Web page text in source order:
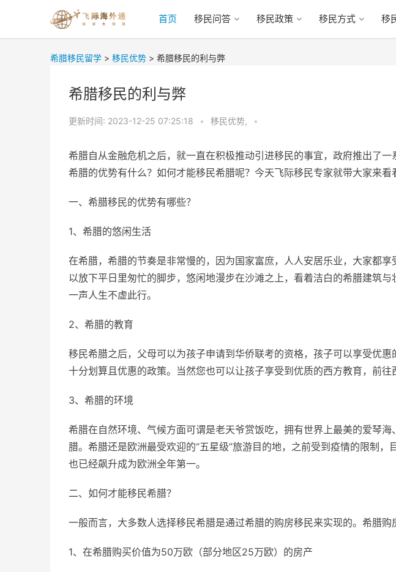
首页 移民问答 移民政策 移民方式 移
希腊移民留学 > 移民优势 > 希腊移民的利与弊
希腊移民的利与弊
更新时间: 2023-12-25 07:25:18 • 移民优势, •
希腊自从金融危机之后，就一直在积极推动引进移民的事宜，政府推出了
希腊的优势有什么？如何才能移民希腊呢？今天飞际移民专家就带大家来看
一、希腊移民的优势有哪些？
1、希腊的悠闲生活
在希腊，希腊的节奏是非常慢的，因为国家富庶，人人安居乐业，大家都
以放下平日里匆忙的脚步，悠闲地漫步在沙滩之上，看着洁白的希腊建筑
一声人生不虚此行。
2、希腊的教育
移民希腊之后，父母可以为孩子申请到华侨联考的资格，孩子可以享受优
十分划算且优惠的政策。当然您也可以让孩子享受到优质的西方教育，前往
3、希腊的环境
希腊在自然环境、气候方面可谓是老天爷赏饭吃，拥有世界上最美的爱琴
腊。希腊还是欧洲最受欢迎的“五星级”旅游目的地，之前受到疫情的限制
也已经飙升成为欧洲全年第一。
二、如何才能移民希腊？
一般而言，大多数人选择移民希腊是通过希腊的购房移民来实现的。希腊购
1、在希腊购买价值为50万欧（部分地区25万欧）的房产